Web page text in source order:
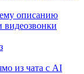
описанию
видеозвонки
из чата с AI